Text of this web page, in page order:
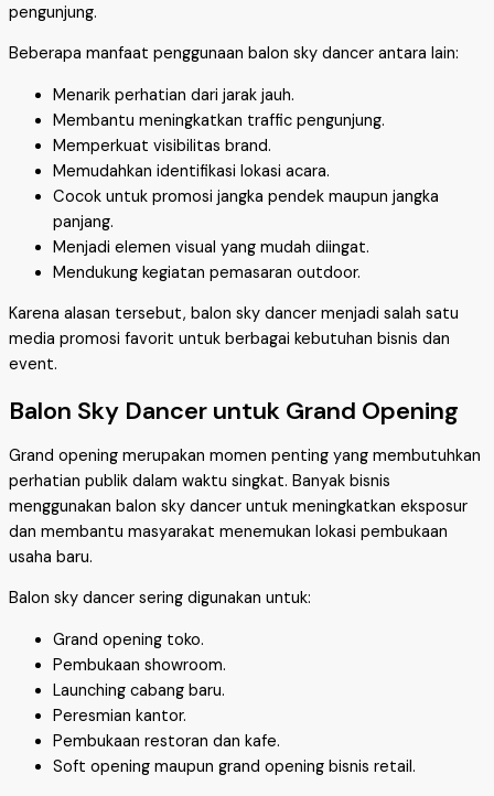
pengunjung.
Beberapa manfaat penggunaan balon sky dancer antara lain:
Menarik perhatian dari jarak jauh.
Membantu meningkatkan traffic pengunjung.
Memperkuat visibilitas brand.
Memudahkan identifikasi lokasi acara.
Cocok untuk promosi jangka pendek maupun jangka
panjang.
Menjadi elemen visual yang mudah diingat.
Mendukung kegiatan pemasaran outdoor.
Karena alasan tersebut, balon sky dancer menjadi salah satu
media promosi favorit untuk berbagai kebutuhan bisnis dan
event.
Balon Sky Dancer untuk Grand Opening
Grand opening merupakan momen penting yang membutuhkan
perhatian publik dalam waktu singkat. Banyak bisnis
menggunakan balon sky dancer untuk meningkatkan eksposur
dan membantu masyarakat menemukan lokasi pembukaan
usaha baru.
Balon sky dancer sering digunakan untuk:
Grand opening toko.
Pembukaan showroom.
Launching cabang baru.
Peresmian kantor.
Pembukaan restoran dan kafe.
Soft opening maupun grand opening bisnis retail.